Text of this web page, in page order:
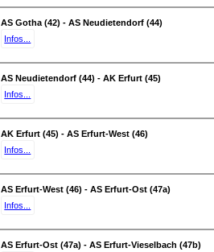
AS Gotha (42) - AS Neudietendorf (44)
Infos...
AS Neudietendorf (44) - AK Erfurt (45)
Infos...
AK Erfurt (45) - AS Erfurt-West (46)
Infos...
AS Erfurt-West (46) - AS Erfurt-Ost (47a)
Infos...
AS Erfurt-Ost (47a) - AS Erfurt-Vieselbach (47b)